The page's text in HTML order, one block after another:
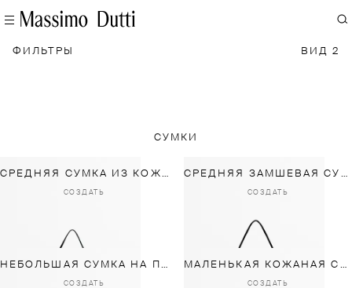
ФИЛЬТРЫ ВИД 2
СУМКИ
СРЕДНЯЯ СУМКА ИЗ КОЖИ НАППА
СОЗДАТЬ
СРЕДНЯЯ ЗАМШЕВАЯ СУМКА НА ПЛЕЧО
СОЗДАТЬ
НЕБОЛЬШАЯ СУМКА НА ПЛЕЧО ИЗ ЗАМШИ
СОЗДАТЬ
МАЛЕНЬКАЯ КОЖАНАЯ СУМКА НА ПЛЕЧО
СОЗДАТЬ